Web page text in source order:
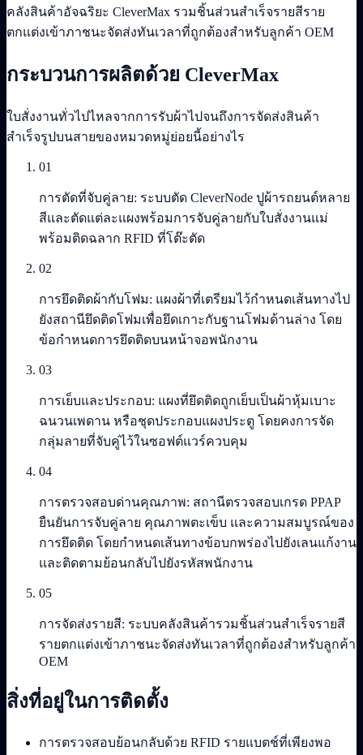
คลังสินค้าอัจฉริยะ CleverMax รวมชิ้นส่วนสำเร็จรายสีราย
ตกแต่งเข้าภาชนะจัดส่งทันเวลาที่ถูกต้องสำหรับลูกค้า OEM
กระบวนการผลิตด้วย CleverMax
ใบสั่งงานทั่วไปไหลจากการรับผ้าไปจนถึงการจัดส่งสินค้า
สำเร็จรูปบนสายของหมวดหมู่ย่อยนี้อย่างไร
01
การตัดที่จับคู่ลาย: ระบบตัด CleverNode ปูผ้ารถยนต์หลาย
สีและตัดแต่ละแผงพร้อมการจับคู่ลายกับใบสั่งงานแม่
พร้อมติดฉลาก RFID ที่โต๊ะตัด
02
การยึดติดผ้ากับโฟม: แผงผ้าที่เตรียมไว้กำหนดเส้นทางไป
ยังสถานียึดติดโฟมเพื่อยึดเกาะกับฐานโฟมด้านล่าง โดย
ข้อกำหนดการยึดติดบนหน้าจอพนักงาน
03
การเย็บและประกอบ: แผงที่ยึดติดถูกเย็บเป็นผ้าหุ้มเบาะ
ฉนวนเพดาน หรือชุดประกอบแผงประตู โดยคงการจัด
กลุ่มลายที่จับคู่ไว้ในซอฟต์แวร์ควบคุม
04
การตรวจสอบด่านคุณภาพ: สถานีตรวจสอบเกรด PPAP
ยืนยันการจับคู่ลาย คุณภาพตะเข็บ และความสมบูรณ์ของ
การยึดติด โดยกำหนดเส้นทางข้อบกพร่องไปยังเลนแก้งาน
และติดตามย้อนกลับไปยังรหัสพนักงาน
05
การจัดส่งรายสี: ระบบคลังสินค้ารวมชิ้นส่วนสำเร็จรายสี
รายตกแต่งเข้าภาชนะจัดส่งทันเวลาที่ถูกต้องสำหรับลูกค้า
OEM
สิ่งที่อยู่ในการติดตั้ง
การตรวจสอบย้อนกลับด้วย RFID รายแบตช์ที่เพียงพอ